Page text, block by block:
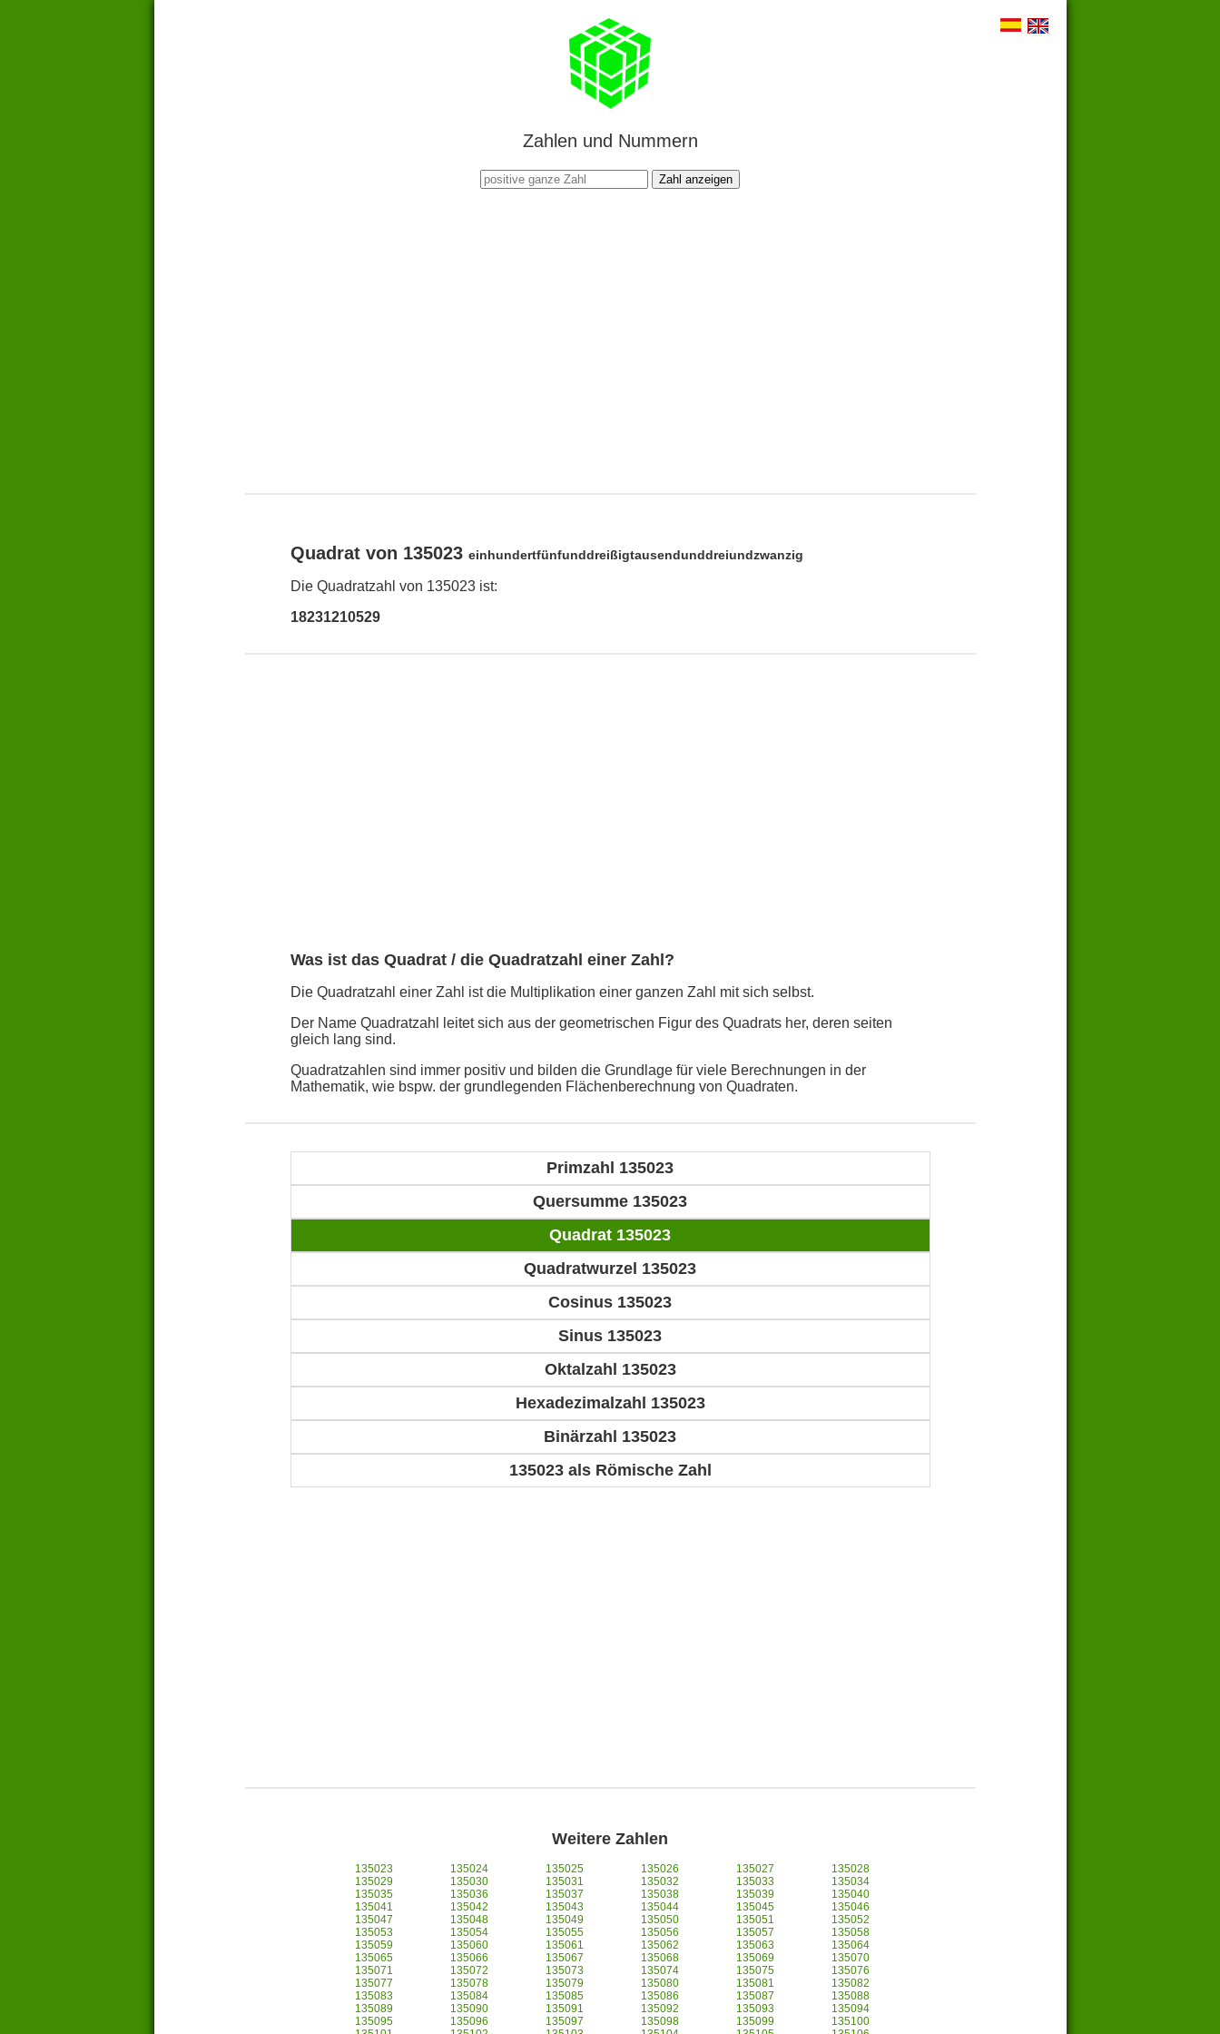
Zahlen und Nummern
Zahl anzeigen
Quadrat von 135023 einhundertfünfunddreißigtausendunddreiundzwanzig
Die Quadratzahl von 135023 ist:
18231210529
Was ist das Quadrat / die Quadratzahl einer Zahl?
Die Quadratzahl einer Zahl ist die Multiplikation einer ganzen Zahl mit sich selbst.
Der Name Quadratzahl leitet sich aus der geometrischen Figur des Quadrats her, deren seiten
gleich lang sind.
Quadratzahlen sind immer positiv und bilden die Grundlage für viele Berechnungen in der
Mathematik, wie bspw. der grundlegenden Flächenberechnung von Quadraten.
Primzahl 135023
Quersumme 135023
Quadrat 135023
Quadratwurzel 135023
Cosinus 135023
Sinus 135023
Oktalzahl 135023
Hexadezimalzahl 135023
Binärzahl 135023
135023 als Römische Zahl
Weitere Zahlen
135023 135024 135025 135026 135027
135028
135029
135030 135031 135032 135033
135034
135035
135036 135037 135038 135039
135040
135041
135042 135043 135044 135045
135046
135047
135048 135049 135050 135051
135052
135053
135054 135055 135056 135057
135058
135059
135060 135061 135062 135063
135064
135065
135066 135067 135068 135069
135070
135071
135072 135073 135074 135075
135076
135077
135078 135079 135080 135081
135082
135083
135084 135085 135086 135087
135088
135089
135090 135091 135092 135093
135094
135095
135096 135097 135098 135099
135100